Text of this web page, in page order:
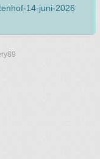
14-juni-2026